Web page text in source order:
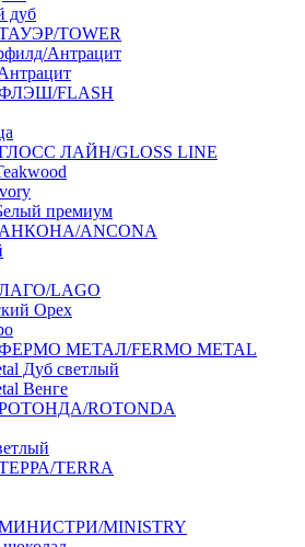
дуб
ТАУЭР/TOWER
Антрацит
ФЛЭШ/FLASH
ГЛОСС ЛАЙН/GLOSS LINE
премиум
АНКОНА/ANCONA
ЛАГО/LAGO
Орех
ФЕРМО МЕТАЛ/FERMO METAL
Дуб светлый
Венге
РОТОНДА/ROTONDA
ТЕРРА/TERRA
МИНИСТРИ/MINISTRY